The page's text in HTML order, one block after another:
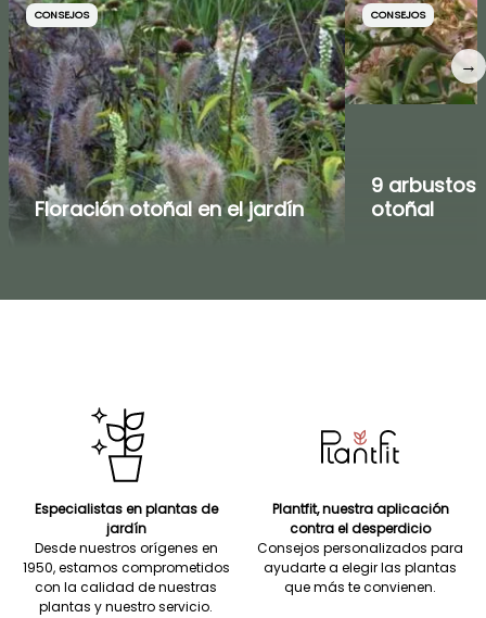
CONSEJOS
Floración otoñal en el jardín
CONSEJOS
9 arbustos
otoñal
→
Especialistas en plantas de
jardín
Desde nuestros orígenes en
1950, estamos comprometidos
con la calidad de nuestras
plantas y nuestro servicio.
Plantfit, nuestra aplicación
contra el desperdicio
Consejos personalizados para
ayudarte a elegir las plantas
que más te convienen.